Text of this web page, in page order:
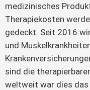
medizinisches
Therapiekosten
gedeckt. Seit 2016
und
sind die
weltweit war dies